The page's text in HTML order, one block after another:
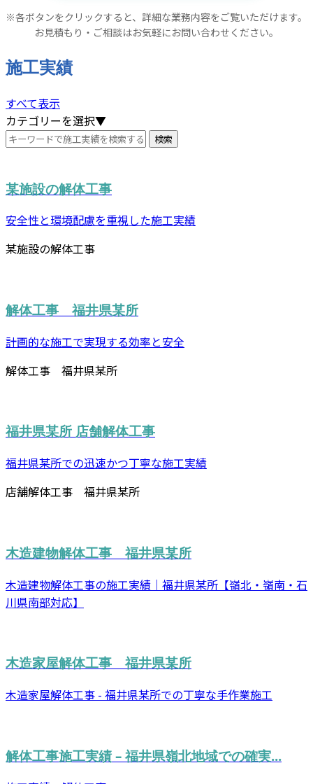
※各ボタンをクリックすると、詳細な業務内容をご覧いただけます。
お見積もり・ご相談はお気軽にお問い合わせください。
施工実績
すべて表示
カテゴリーを選択▼
某施設の解体工事
安全性と環境配慮を重視した施工実績
某施設の解体工事
解体工事 福井県某所
計画的な施工で実現する効率と安全
解体工事 福井県某所
福井県某所 店舗解体工事
福井県某所での迅速かつ丁寧な施工実績
店舗解体工事 福井県某所
木造建物解体工事 福井県某所
木造建物解体工事の施工実績｜福井県某所【嶺北・嶺南・石
川県南部対応】
木造家屋解体工事 福井県某所
木造家屋解体工事 - 福井県某所での丁寧な手作業施工
解体工事施工実績 – 福井県嶺北地域での確実...